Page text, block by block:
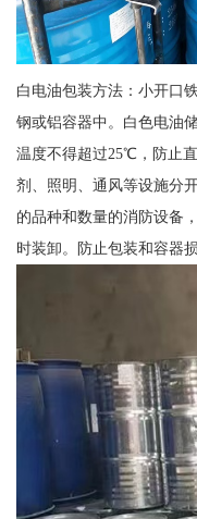
白电油包装方法：小开口
钢或铝容器中。白色电油
温度不得超过25℃，防止
剂、照明、通风等设施分
的品种和数量的消防设备
时装卸。防止包装和容器损